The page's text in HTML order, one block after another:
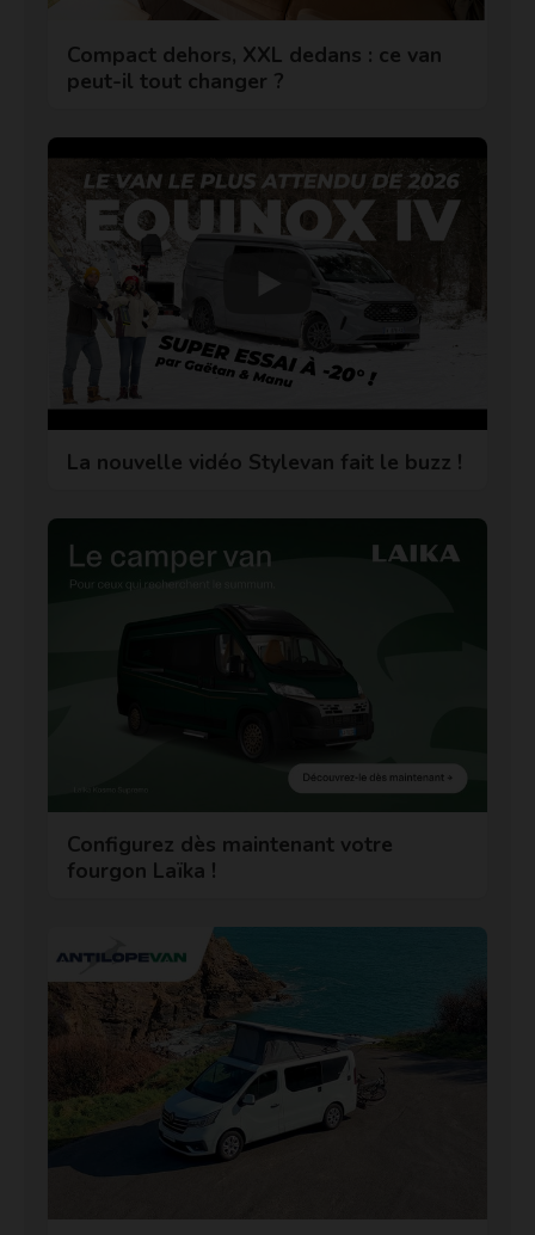
Compact dehors, XXL dedans : ce van
peut-il tout changer ?
La nouvelle vidéo Stylevan fait le buzz !
Configurez dès maintenant votre
fourgon Laïka !